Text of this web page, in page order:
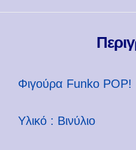
Φιγούρα Funko POP!
Υλικό : Βινύλιο